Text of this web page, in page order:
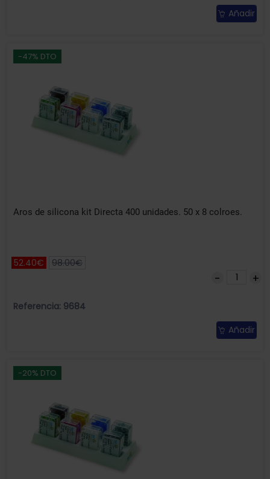
Añadir
-47% DTO
Aros de silicona kit Directa 400 unidades. 50 x 8 colroes.
52.40€ 98.00€
Referencia: 9684
Añadir
-20% DTO